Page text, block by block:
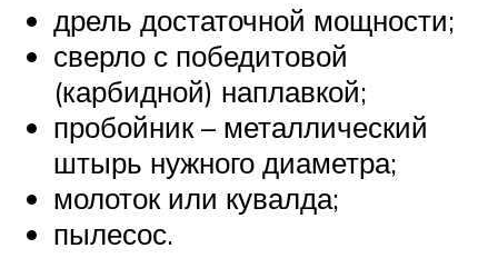
дрель достаточной мощности;
сверло с победитовой
(карбидной) наплавкой;
пробойник – металлический
штырь нужного диаметра;
молоток или кувалда;
пылесос.